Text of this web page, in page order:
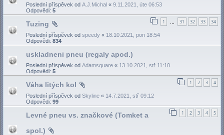
Poslední příspěvek od A.J.Michal « 9.11.2021, úte 06:53
Odpovědi: 5
1 31 32 33 34
Tuzing
Poslední příspěvek od speedy « 18.10.2021, pon 18:54
Odpovědi: 834
uskladneni pneu (regaly apod.)
Poslední příspěvek od Adamsquare « 13.10.2021, stř 11:10
Odpovědi: 5
1 2 3 4
Váha litých kol
Poslední příspěvek od Skyline « 14.7.2021, stř 09:12
Odpovědi: 99
1 2 3 4 5
Levné pneu vs. značkové (Tomket a
spol.)